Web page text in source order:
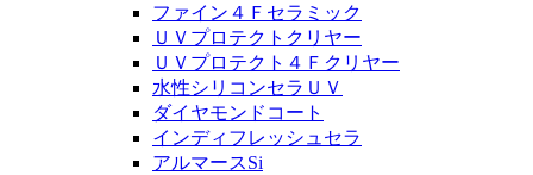
ファイン４Ｆセラミック
ＵＶプロテクトクリヤー
ＵＶプロテクト４Ｆクリヤー
水性シリコンセラＵＶ
ダイヤモンドコート
インディフレッシュセラ
アルマースSi